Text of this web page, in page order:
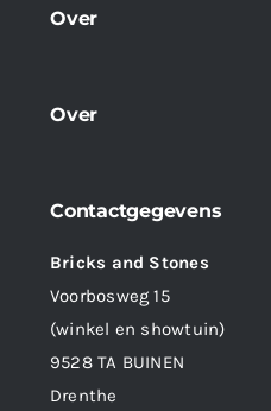
Over
Over
Contactgegevens
Bricks and Stones
Voorbosweg 15
(winkel en showtuin)
9528 TA BUINEN
Drenthe